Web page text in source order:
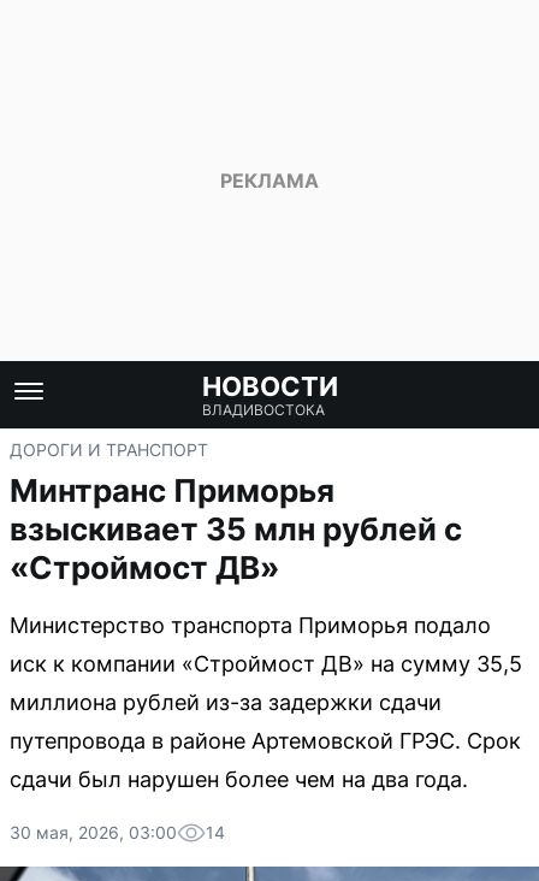
НОВОСТИ
ВЛАДИВОСТОКА
ДОРОГИ И ТРАНСПОРТ
Минтранс Приморья
взыскивает 35 млн рублей с
«Строймост ДВ»
Министерство транспорта Приморья подало
иск к компании «Строймост ДВ» на сумму 35,5
миллиона рублей из-за задержки сдачи
путепровода в районе Артемовской ГРЭС. Срок
сдачи был нарушен более чем на два года.
30 мая, 2026, 03:00 14